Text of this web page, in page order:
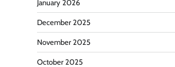
January 2026
December 2025
November 2025
October 2025